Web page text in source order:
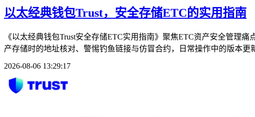
以太经典钱包Trust，安全存储ETC的实用指南
《以太经典钱包Trust安全存储ETC实用指南》聚焦ETC资产安全管理
产存储时的地址核对、警惕钓鱼链接与仿冒合约，日常操作中的版本
2026-08-06 13:29:17